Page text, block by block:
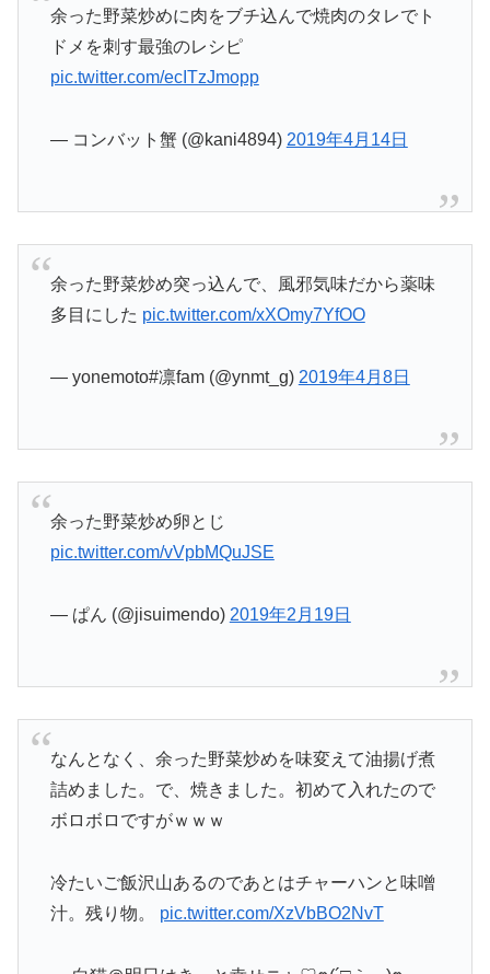
余った野菜炒めに肉をブチ込んで焼肉のタレでト
ドメを刺す最強のレシピ
pic.twitter.com/ecITzJmopp
— コンバット蟹 (@kani4894) 2019年4月14日
余った野菜炒め突っ込んで、風邪気味だから薬味
多目にした pic.twitter.com/xXOmy7YfOO
— yonemoto#凛fam (@ynmt_g) 2019年4月8日
余った野菜炒め卵とじ
pic.twitter.com/vVpbMQuJSE
— ぱん (@jisuimendo) 2019年2月19日
なんとなく、余った野菜炒めを味変えて油揚げ煮
詰めました。で、焼きました。初めて入れたので
ボロボロですがｗｗｗ
冷たいご飯沢山あるのであとはチャーハンと味噌
汁。残り物。 pic.twitter.com/XzVbBO2NvT